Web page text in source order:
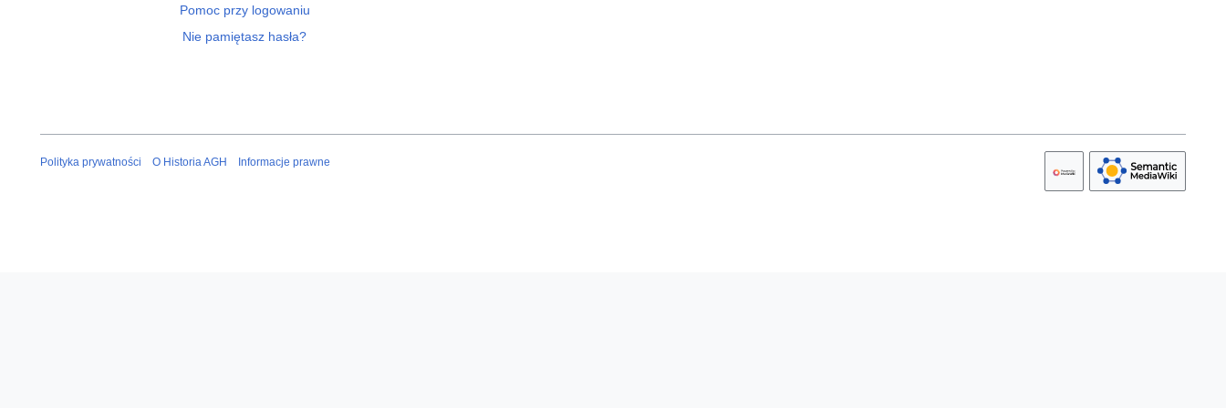
Pomoc przy logowaniu
Nie pamiętasz hasła?
Polityka prywatności O Historia AGH Informacje prawne